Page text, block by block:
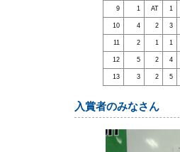
9 1 AT 1
10 4 2 3
11 2 1 1
12 5 2 4
13 3 2 5
入賞者のみなさん